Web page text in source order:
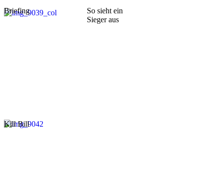
Briefing
Kill Bill
So sieht ein
Sieger aus